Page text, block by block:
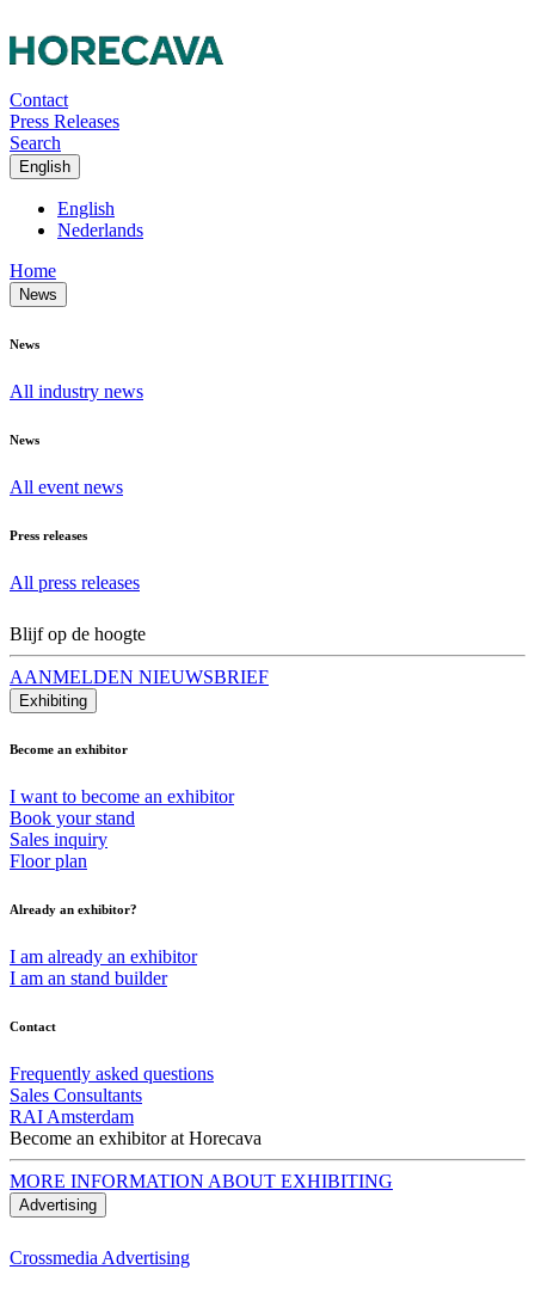
Contact
Press Releases
Search
English
English
Nederlands
Home
News
News
All industry news
News
All event news
Press releases
All press releases
Blijf op de hoogte
AANMELDEN NIEUWSBRIEF
Exhibiting
Become an exhibitor
I want to become an exhibitor
Book your stand
Sales inquiry
Floor plan
Already an exhibitor?
I am already an exhibitor
I am an stand builder
Contact
Frequently asked questions
Sales Consultants
RAI Amsterdam
Become an exhibitor at Horecava
MORE INFORMATION ABOUT EXHIBITING
Advertising
Crossmedia Advertising